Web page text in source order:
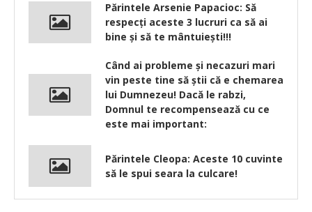
Părintele Arsenie Papacioc: Să
respecţi aceste 3 lucruri ca să ai
bine şi să te mântuieşti!!!
Când ai probleme și necazuri mari
vin peste tine să știi că e chemarea
lui Dumnezeu! Dacă le rabzi,
Domnul te recompensează cu ce
este mai important:
Părintele Cleopa: Aceste 10 cuvinte
să le spui seara la culcare!